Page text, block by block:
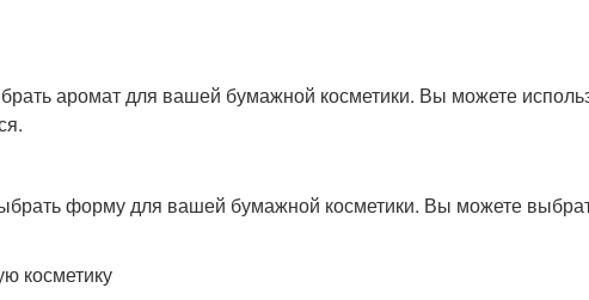
аромат для вашей бумажной косметики. Вы можете
форму для вашей бумажной косметики. Вы можете
косметику